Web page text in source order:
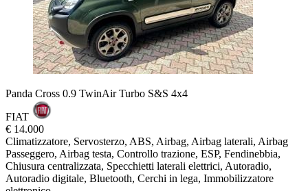
Panda Cross 0.9 TwinAir Turbo S&S 4x4
FIAT
€ 14.000
Climatizzatore, Servosterzo, ABS, Airbag, Airbag laterali, Airbag
Passeggero, Airbag testa, Controllo trazione, ESP, Fendinebbia,
Chiusura centralizzata, Specchietti laterali elettrici, Autoradio,
Autoradio digitale, Bluetooth, Cerchi in lega, Immobilizzatore